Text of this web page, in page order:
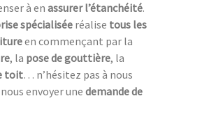
à en assurer l’étanchéité.
spécialisée réalise tous les
en commençant par la
, la pose de gouttière, la
toit… n’hésitez pas à nous
envoyer unedemande de